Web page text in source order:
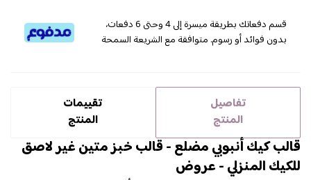
قسم دفعاتك بطريقة ميسرة إلى 4 وحتى 6 دفعات،
بدون فوائد أو رسوم. متوافقة مع الشريعة السمحة
تفاصيل
المنتج
تقييمات
المنتج
قالب كيك أنبوبي مضلع - قالب خبز متين غير لاصق
للكيك المنزلي - عروض